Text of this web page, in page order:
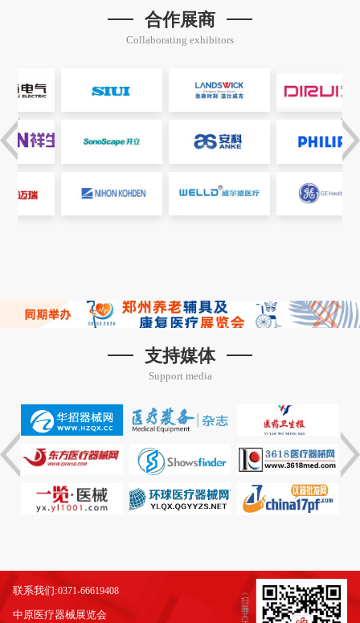
合作展商
Collaborating exhibitors
支持媒体
Support media
联系我们:0371-66619408
中原医疗器械展览会